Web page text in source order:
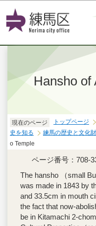
このペ
Hansho of
現在のページ トップページ
史を知る
練馬の歴史と文化財
o Temple
ページ番号：708-
The hansho （small
was made in 1843 by
and 33.5cm in mouth
the fact that now-
be in Kitamachi 2-